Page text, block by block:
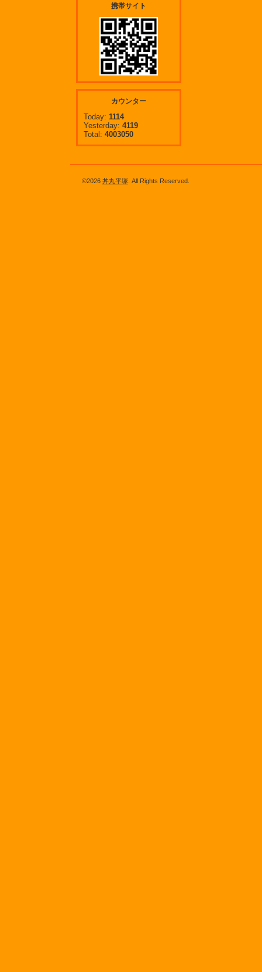
携帯サイト
カウンター
Today: 1114
Yesterday: 4119
Total: 4003050
©2026 丼丸平塚 . All Rights Reserved.